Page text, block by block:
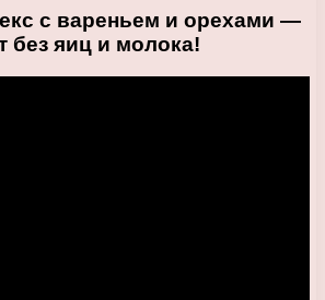
с вареньем и орехами —
без яиц и молока!